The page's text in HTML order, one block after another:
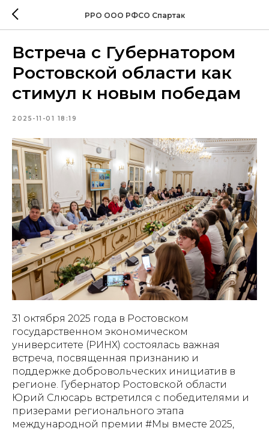
РРО ООО РФСО Спартак
Встреча с Губернатором
Ростовской области как
стимул к новым победам
2025-11-01 18:19
31 октября 2025 года в Ростовском
государственном экономическом
университете (РИНХ) состоялась важная
встреча, посвященная признанию и
поддержке добровольческих инициатив в
регионе. Губернатор Ростовской области
Юрий Слюсарь встретился с победителями и
призерами регионального этапа
международной премии #Мы вместе 2025,